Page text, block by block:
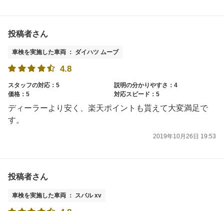
投稿者さん
車検を実施した車両 ： ダイハツ ムーブ
4.8
スタッフの対応：5
説明の分かりやすさ：4
価格：5
対応スピード：5
ディーラーより安く、楽天ポイントも貰えて大変満足で
す。
2019年10月26日 19:53
投稿者さん
車検を実施した車両 ： スバル xv